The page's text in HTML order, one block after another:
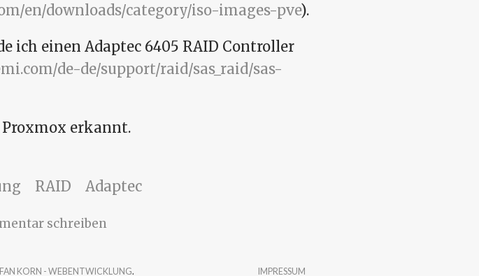
en/downloads/category/iso-images-pve).
ich einen Adaptec 6405 RAID Controller
de-de/support/raid/sas_raid/sas-
erkannt.
RAID Adaptec
VE 4.4 mit Adaptec 6405 Controller installieren
schreiben
IMPRESSUM
KORN - WEBENTWICKLUNG.